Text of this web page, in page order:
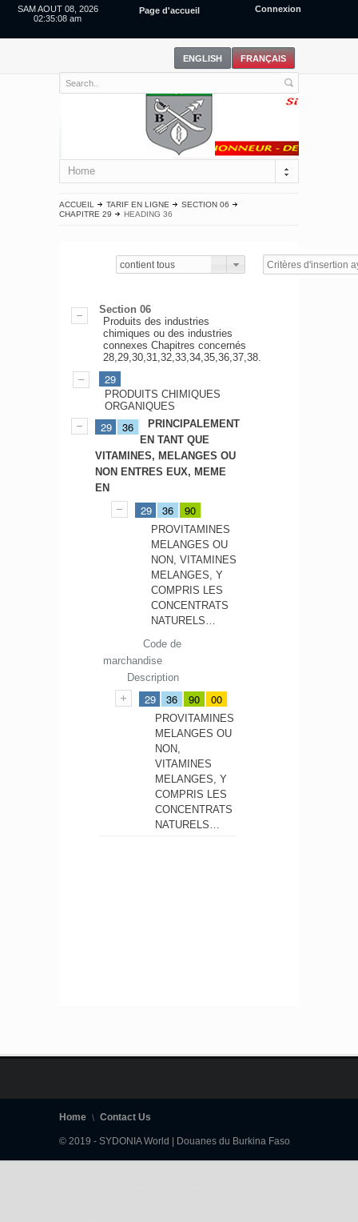
SAM AOUT 08, 2026
02:35:08 am
Page d'accueil Connexion
Home
ACCUEIL TARIF EN LIGNE
SECTION 06
CHAPITRE 29
HEADING 36
contient tous
Section 06
Produits des industries
chimiques ou des industries
connexes Chapitres concernés
28,29,30,31,32,33,34,35,36,37,38.
29
PRODUITS CHIMIQUES
ORGANIQUES
29 36
PRINCIPALEMENT
EN TANT QUE
VITAMINES, MELANGES OU
NON ENTRES EUX, MEME
EN
29 36 90
PROVITAMINES
MELANGES OU
NON, VITAMINES
MELANGES, Y
COMPRIS LES
CONCENTRATS
NATURELS…
Code de
marchandise
Description
29 36 90 00
PROVITAMINES
MELANGES OU
NON,
VITAMINES
MELANGES, Y
COMPRIS LES
CONCENTRATS
NATURELS…
Home Contact Us
© 2019 - SYDONIA World | Douanes du Burkina Faso